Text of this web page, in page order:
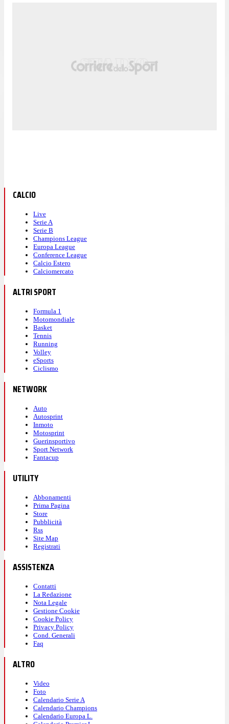
CALCIO
Live
Serie A
Serie B
Champions League
Europa League
Conference League
Calcio Estero
Calciomercato
ALTRI SPORT
Formula 1
Motomondiale
Basket
Tennis
Running
Volley
eSports
Ciclismo
NETWORK
Auto
Autosprint
Inmoto
Motosprint
Guerinsportivo
Sport Network
Fantacup
UTILITY
Abbonamenti
Prima Pagina
Store
Pubblicità
Rss
Site Map
Registrati
ASSISTENZA
Contatti
La Redazione
Nota Legale
Gestione Cookie
Cookie Policy
Privacy Policy
Cond. Generali
Faq
ALTRO
Video
Foto
Calendario Serie A
Calendario Champions
Calendario Europa L.